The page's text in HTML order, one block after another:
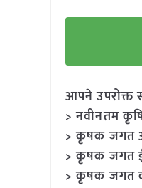
आपने उपरोक्त
> नवीनतम
> कृषक जगत
> कृषक जगत
> कृषक जगत